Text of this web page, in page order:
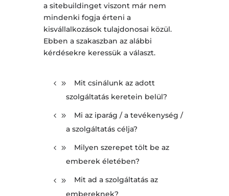
a sitebuildinget viszont már nem
mindenki fogja érteni a
kisvállalkozások tulajdonosai közül.
Ebben a szakaszban az alábbi
kérdésekre keressük a választ.
Mit csinálunk az adott
szolgáltatás keretein belül?
Mi az iparág / a tevékenység /
a szolgáltatás célja?
Milyen szerepet tölt be az
emberek életében?
Mit ad a szolgáltatás az
embereknek?